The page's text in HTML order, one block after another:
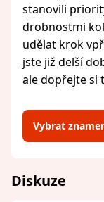
stanovili
drobnostmi
udělat krok
jste již delší
ale dopřejte si
Vybrat
Diskuze